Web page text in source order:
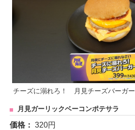
チーズに溺れろ！ 月見チーズバーガー
月見ガーリックベーコンポテサラ
価格： 320円